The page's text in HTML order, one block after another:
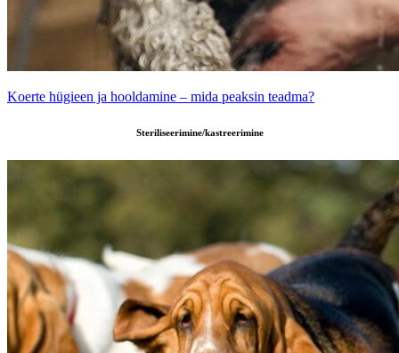
Koerte hügieen ja hooldamine – mida peaksin teadma?
Steriliseerimine/kastreerimine